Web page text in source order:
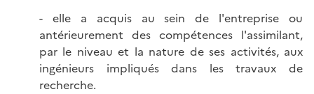
- elle a acquis au sein de l'entreprise ou
antérieurement des compétences l'assimilant,
par le niveau et la nature de ses activités, aux
ingénieurs impliqués dans les travaux de
recherche.